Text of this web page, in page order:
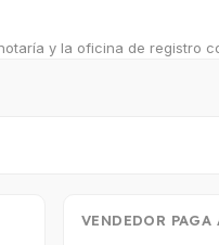
y la oficina de registro
VENDEDOR PAGA